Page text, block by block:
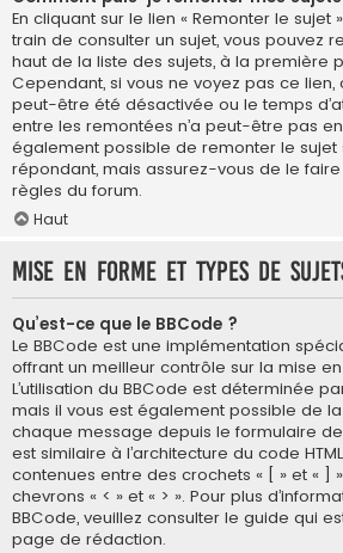
En cliquant sur le lien « Remonter le sujet
train de consulter un sujet, vous pouvez
haut de la liste des sujets, à la première
Cependant, si vous ne voyez pas ce
peut-être été désactivée ou le temps
entre les remontées n’a peut-être pas
également possible de remonter le sujet
répondant, mais assurez-vous de le
règles du forum.
Haut
Mise en forme et types de
Qu’est-ce que le BBCode ?
Le BBCode est une implémentation
offrant un meilleur contrôle sur la mise
L’utilisation du BBCode est déterminée
mais il vous est également possible de
chaque message depuis le formulaire
est similaire à l’architecture du code
contenues entre des crochets « [ » et « ]
chevrons « < » et « > ». Pour plus
BBCode, veuillez consulter le guide qui
page de rédaction.